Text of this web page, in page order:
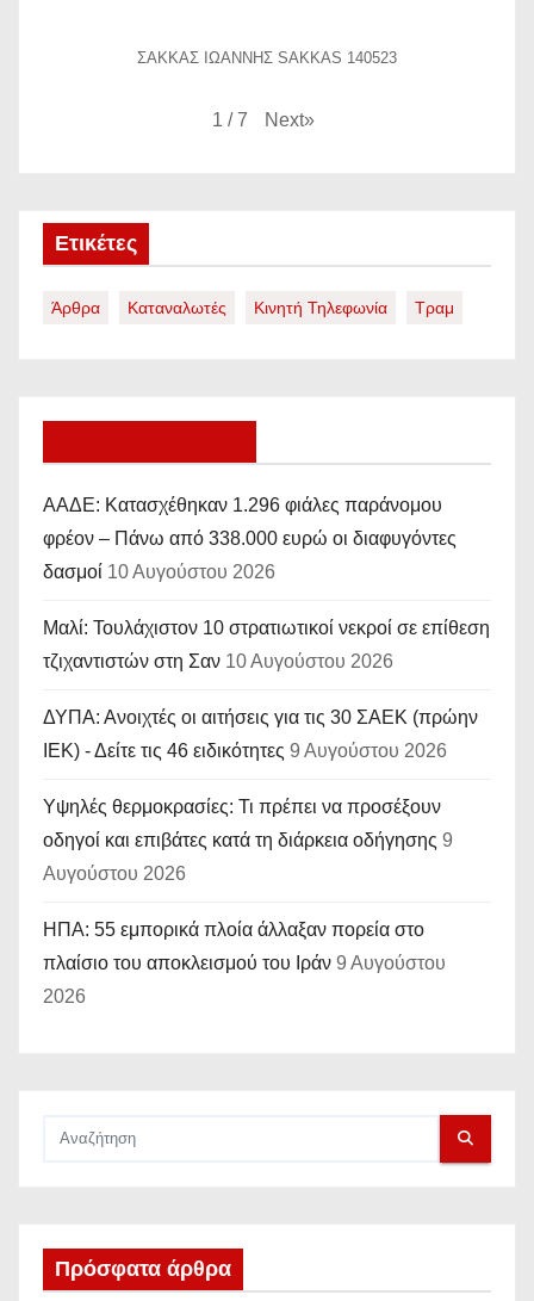
ΣΑΚΚΑΣ ΙΩΑΝΝΗΣ SAKKAS 140523
1 / 7 Next»
Ετικέτες
Άρθρα Καταναλωτές Κινητή Τηλεφωνία Τραμ
ΑΑΔΕ: Κατασχέθηκαν 1.296 φιάλες παράνομου
φρέον – Πάνω από 338.000 ευρώ οι διαφυγόντες
δασμοί 10 Αυγούστου 2026
Μαλί: Τουλάχιστον 10 στρατιωτικοί νεκροί σε επίθεση
τζιχαντιστών στη Σαν 10 Αυγούστου 2026
ΔΥΠΑ: Ανοιχτές οι αιτήσεις για τις 30 ΣΑΕΚ (πρώην
ΙΕΚ) - Δείτε τις 46 ειδικότητες 9 Αυγούστου 2026
Υψηλές θερμοκρασίες: Τι πρέπει να προσέξουν
οδηγοί και επιβάτες κατά τη διάρκεια οδήγησης 9
Αυγούστου 2026
ΗΠΑ: 55 εμπορικά πλοία άλλαξαν πορεία στο
πλαίσιο του αποκλεισμού του Ιράν 9 Αυγούστου
2026
Πρόσφατα άρθρα